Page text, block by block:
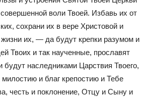
воли Твоей. Избавь их от
сохрани их в вере Христовой и
их, — да будут крепки разумом и
Твоих и так наученные, прославят
наследниками Царствия Твоего,
и благ крепостию и Тебе
честь и поклонение, Отцу и Сыну и